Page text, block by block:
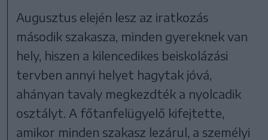
Augusztus elején lesz az iratkozás
második szakasza, minden gyereknek van
hely, hiszen a kilencedikes beiskolázási
tervben annyi helyet hagytak jóvá,
ahányan tavaly megkezdték a nyolcadik
osztályt. A főtanfelügyelő kifejtette,
amikor minden szakasz lezárul, a személyi